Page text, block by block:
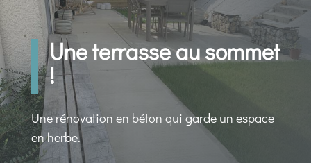
Une terrasse au sommet
!
Une rénovation en béton qui garde un espace
en herbe.